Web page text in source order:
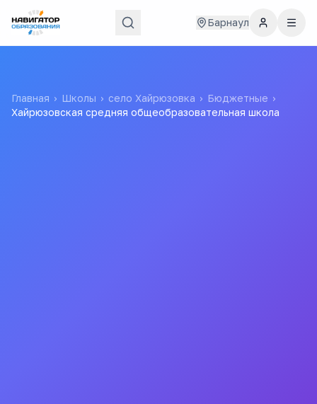
Барнаул
Главная › Школы › село Хайрюзовка › Бюджетные ›
Хайрюзовская средняя общеобразовательная школа